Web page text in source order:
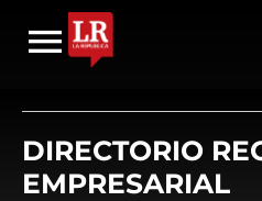
DIRECTORIO
EMPRESARIAL